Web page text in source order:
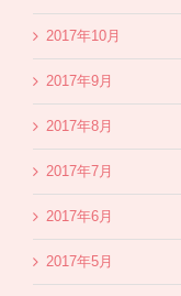
2017年10月
2017年9月
2017年8月
2017年7月
2017年6月
2017年5月